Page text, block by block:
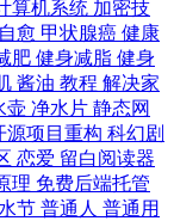
算机系统 加密技
愈 甲状腺癌 健康
肥 健身减脂 健身
酱油 教程 解决家
壶 净水片 静态网
源项目重构 科幻剧
恋爱 留白阅读器
理 免费后端托管
节 普通人 普通用